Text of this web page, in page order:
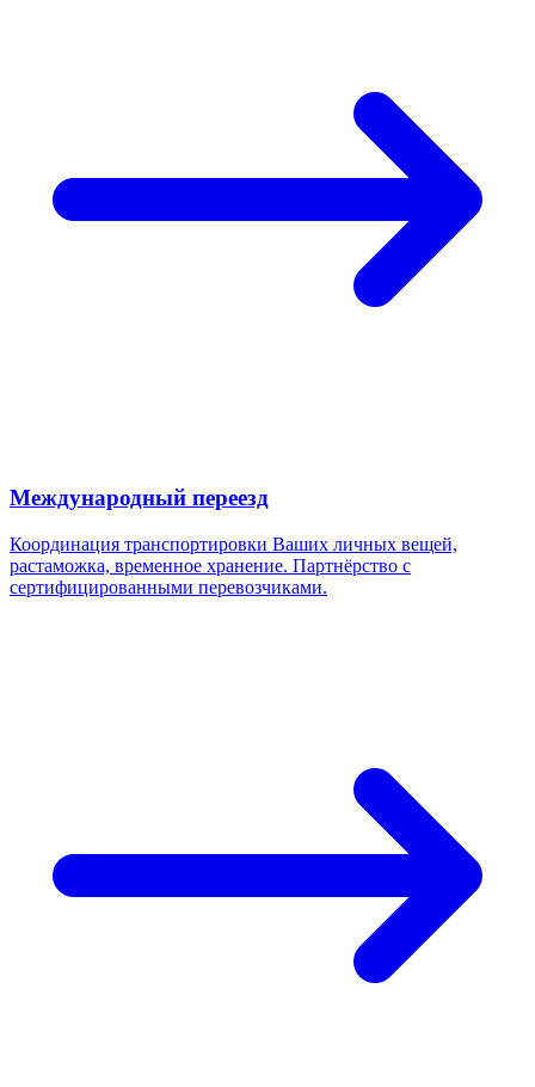
Международный переезд
Координация транспортировки Ваших личных вещей,
растаможка, временное хранение. Партнёрство с
сертифицированными перевозчиками.